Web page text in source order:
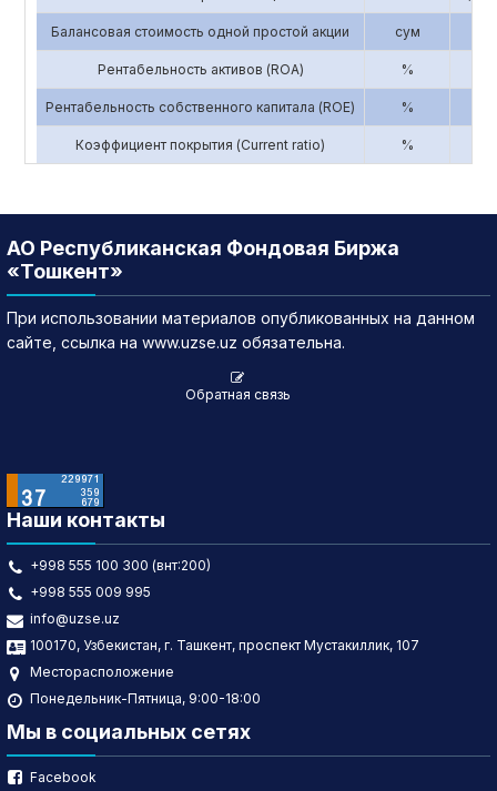
Балансовая стоимость одной простой акции сум
Рентабельность активов (ROA) %
Рентабельность собственного капитала (ROE) %
Коэффициент покрытия (Current ratio) %
АО Республиканская Фондовая Биржа
«Тошкент»
При использовании материалов опубликованных на данном
сайте, ссылка на www.uzse.uz обязательна.
Обратная связь
Наши контакты
+998 555 100 300 (внт:200)
+998 555 009 995
info@uzse.uz
100170, Узбекистан, г. Ташкент, проспект Мустакиллик, 107
Месторасположение
Понедельник-Пятница, 9:00-18:00
Мы в социальных сетях
Facebook